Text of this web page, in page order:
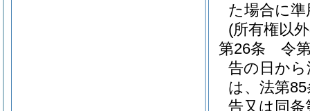
た場合に
(所有権以
第26条
令
告の日か
は、法第
告又は同